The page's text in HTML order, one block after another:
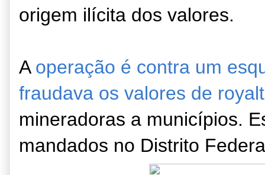
origem ilícita dos valores.
A operação é contra um
fraudava os valores de
mineradoras a municípios.
mandados no Distrito